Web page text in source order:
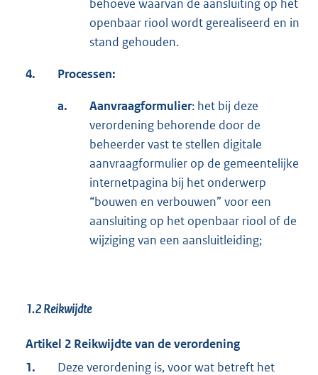
behoeve waarvan de aansluiting op het
openbaar riool wordt gerealiseerd en in
stand gehouden.
4. Processen:
a. Aanvraagformulier: het bij deze
verordening behorende door de
beheerder vast te stellen digitale
aanvraagformulier op de gemeentelijke
internetpagina bij het onderwerp
“bouwen en verbouwen” voor een
aansluiting op het openbaar riool of de
wijziging van een aansluitleiding;
1.2Reikwijdte
Artikel 2 Reikwijdte van de verordening
1.
Deze verordening is, voor wat betreft het